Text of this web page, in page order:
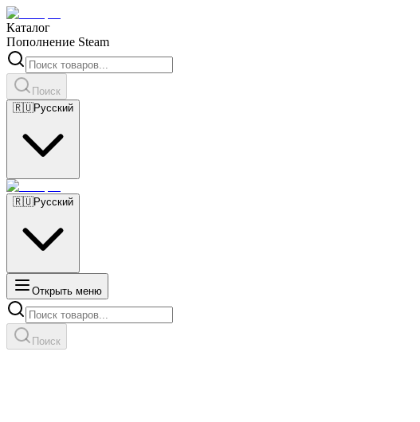
Каталог
Пополнение Steam
Поиск
🇷🇺Русский
🇷🇺Русский
Открыть меню
Поиск